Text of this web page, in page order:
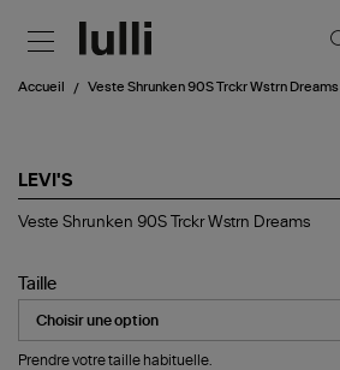
Accueil Veste Shrunken 90S Trckr Wstrn Dreams
LEVI'S
Veste
Trckr
Wstrn
Dreams
Veste Shrunken 90S Trckr Wstrn Dreams
Taille
Prendre votre taille habituelle.